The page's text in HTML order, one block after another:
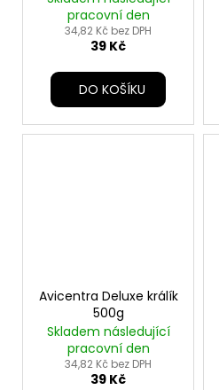
pracovní den
34,82 Kč bez DPH
39 Kč
DO KOŠÍKU
Avicentra Deluxe králík
500g
Skladem následující
pracovní den
34,82 Kč bez DPH
39 Kč